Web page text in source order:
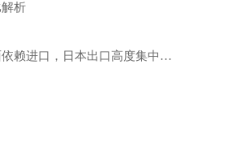
析
美国与日本海绵钛进出口形势分析：美国产能归零全面依赖进口，日本出口高度集中美英市场